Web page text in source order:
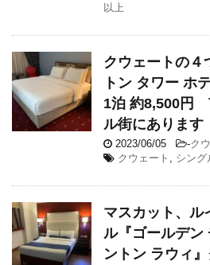
以上
クウェートの４
トン タワー ホ
1泊 約8,500円
ル街にあります
2023/06/05 -ク
クウェート
シング
マスカット、ル
ル『ゴールデン
ントン ラウィ